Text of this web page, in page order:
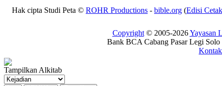
Hak cipta Studi Peta © ROHR Productions - bible.org (Edisi Cetak
Copyright© 2005-2026Yayasan
Bank BCA Cabang Pasar Legi
Kontak
Tampilkan Alkitab